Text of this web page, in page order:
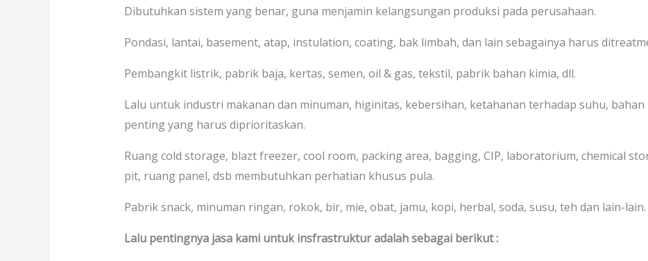
Dibutuhkan sistem yang benar, guna menjamin kelangsungan produksi pada perusahaan.
Pondasi, lantai, basement, atap, instulation, coating, bak limbah, dan lain sebagainya harus
Pembangkit listrik, pabrik baja, kertas, semen, oil & gas, tekstil, pabrik bahan kimia, dll.
Lalu untuk industri makanan dan minuman, higinitas, kebersihan, ketahanan terhadap suhu,
penting yang harus diprioritaskan.
Ruang cold storage, blazt freezer, cool room, packing area, bagging, CIP, laboratorium, chemical
pit, ruang panel, dsb membutuhkan perhatian khusus pula.
Pabrik snack, minuman ringan, rokok, bir, mie, obat, jamu, kopi, herbal, soda, susu, teh dan lain-lain.
Lalu pentingnya jasa kami untuk insfrastruktur adalah sebagai berikut :